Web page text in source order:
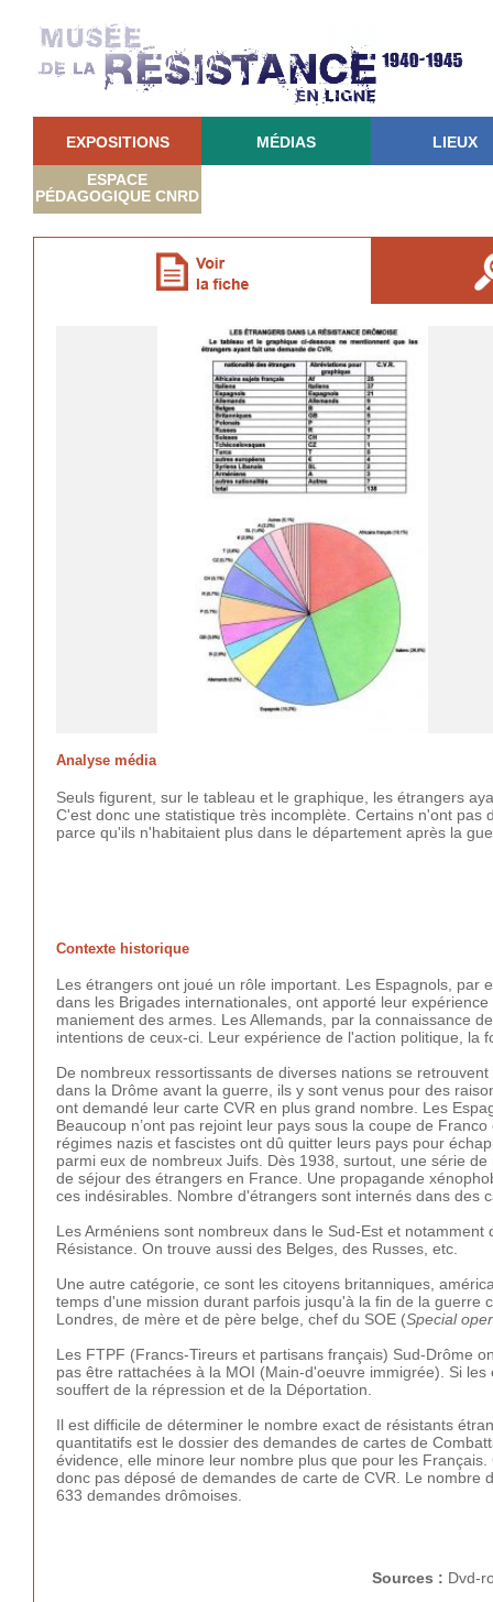
EXPOSITIONS MÉDIAS LIEUX
ESPACE
PÉDAGOGIQUE CNRD
Analyse média
Seuls figurent, sur le tableau et le graphique, les étrangers
C'est donc une statistique très incomplète. Certains n'ont
parce qu'ils n'habitaient plus dans le département après la
Contexte historique
Les étrangers ont joué un rôle important. Les Espagnols, par
dans les Brigades internationales, ont apporté leur
maniement des armes. Les Allemands, par la connaissance
intentions de ceux-ci. Leur expérience de l'action politique,
De nombreux ressortissants de diverses nations se
dans la Drôme avant la guerre, ils y sont venus pour des
ont demandé leur carte CVR en plus grand nombre. Les
Beaucoup n’ont pas rejoint leur pays sous la coupe de
régimes nazis et fascistes ont dû quitter leurs pays pour
parmi eux de nombreux Juifs. Dès 1938, surtout, une série
de séjour des étrangers en France. Une propagande
ces indésirables. Nombre d'étrangers sont internés dans des
Les Arméniens sont nombreux dans le Sud-Est et
Résistance. On trouve aussi des Belges, des Russes, etc.
Une autre catégorie, ce sont les citoyens britanniques,
temps d'une mission durant parfois jusqu'à la fin de la
Londres, de mère et de père belge, chef du SOE (Special
Les FTPF (Francs-Tireurs et partisans français) Sud-Drôme
pas être rattachées à la MOI (Main-d'oeuvre immigrée). Si
souffert de la répression et de la Déportation.
Il est difficile de déterminer le nombre exact de résistants
quantitatifs est le dossier des demandes de cartes de
évidence, elle minore leur nombre plus que pour les
donc pas déposé de demandes de carte de CVR. Le
633 demandes drômoises.
Sources : Dvd-